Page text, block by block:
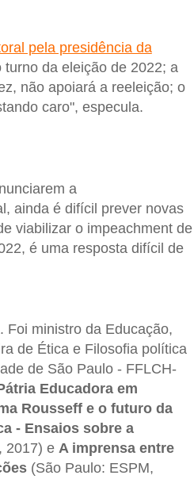
pela presidência da
da eleição de 2022; a
não apoiará a reeleição; o
caro", especula.
a
ainda é difícil prever novas
viabilizar o impeachment de
é uma resposta difícil de
ministro da Educação,
de Ética e Filosofia política
de São Paulo - FFLCH-
Educadora em
Rousseff e o futuro da
- Ensaios sobre a
2017) e A imprensa entre
(São Paulo: ESPM,